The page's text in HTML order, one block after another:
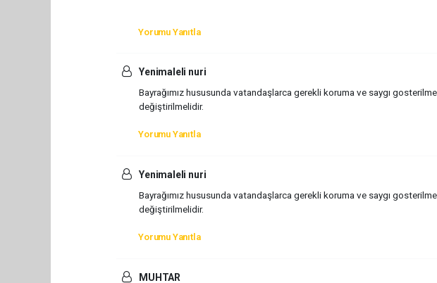
Yorumu Yanıtla
Yenimaleli nuri
Bayrağımız hususunda vatandaşlarca gerekli koruma ve saygı
değiştirilmelidir.
Yorumu Yanıtla
Yenimaleli nuri
Bayrağımız hususunda vatandaşlarca gerekli koruma ve saygı
değiştirilmelidir.
Yorumu Yanıtla
MUHTAR